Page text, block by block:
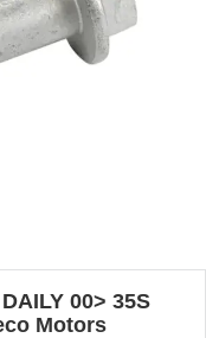
00> 35S
Motors